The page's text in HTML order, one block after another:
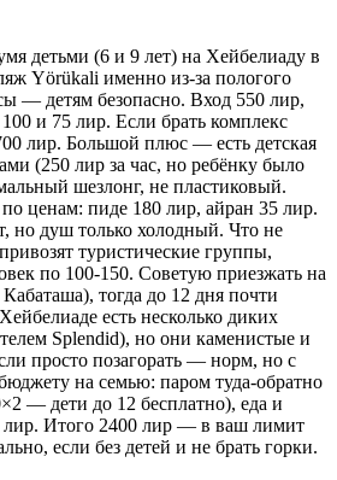
детьми (6 и 9 лет) на Хейбелиаду в
Yörükali именно из-за пологого
— детям безопасно. Вход 550 лир,
и 75 лир. Если брать комплекс
лир. Большой плюс — есть детская
(250 лир за час, но ребёнку было
шезлонг, не пластиковый.
ценам: пиде 180 лир, айран 35 лир.
но душ только холодный. Что не
туристические группы,
по 100-150. Советую приезжать на
тогда до 12 дня почти
есть несколько диких
Splendid), но они каменистые и
просто позагорать — норм, но с
на семью: паром туда-обратно
— дети до 12 бесплатно), еда и
лир. Итого 2400 лир — в ваш лимит
если без детей и не брать горки.